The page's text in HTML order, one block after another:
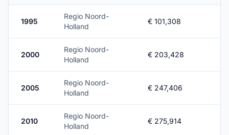
1995
Regio Noord-
Holland
€ 101,308
2000
Regio Noord-
Holland
€ 203,428
2005
Regio Noord-
Holland
€ 247,406
2010
Regio Noord-
Holland
€ 275,914